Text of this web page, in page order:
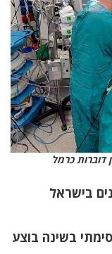
דוברות כרמל
בישראל
בשינה בוצע